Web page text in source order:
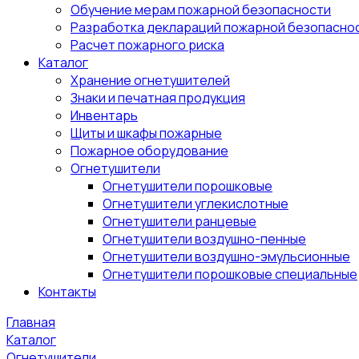
Обучение мерам пожарной безопасности
Разработка деклараций пожарной
Расчет пожарного риска
Каталог
Хранение огнетушителей
Знаки и печатная продукция
Инвентарь
Щиты и шкафы пожарные
Пожарное оборудование
Огнетушители
Огнетушители порошковые
Огнетушители углекислотные
Огнетушители ранцевые
Огнетушители воздушно-пенные
Огнетушители воздушно-эмульсионные
Огнетушители порошковые специальные
Контакты
Главная
Каталог